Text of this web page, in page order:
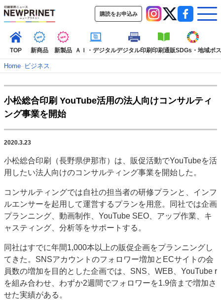
購読をお申込み
TOP 新商品 新製品 ＡＩ・デジタルデジタル印刷印刷通販SDGs・地域ポ
TOP
新着記事
インタビュー
SDGs・地域
ポストプレス ビジネス イベント 信用情報
特集記事カテゴリー一覧
2022 見える化・MIS特集
特集・デジタル印刷 アイデアで勝負！ ～多様なビジネス・多彩な商材～
JAPAN PACK 2023 特集
中古印刷機・製本機特集
2022 検査・校正特集
特集・デジタル印刷 ～ 新成長軌道を描く
案内
発刊案内
JFPI印刷用語集
Home–ビジネス
小松総合印刷 YouTube活用の法人向けコンサルティ
ング事業を開始
2020.3.23
小松総合印刷（長野県伊那市）は、販促活動でYouTubeを活
用したい法人向けのコンサルティング事業を開始した。
コンサルティングでは自社の担当者の研修プランと、インフ
ルエンサーを起用して運営するプランを用意。同社では企画
プランニング、動画制作、YouTube SEO、アップ作業、キ
ャスティング、分析等をサポートする。
同社はすでに年間1,000本以上の販促企画をプランニングし
てきた。SNSアカウントのフォロワー増加とECサイトの会
員数の増加を目的とした企画では、SNS、WEB、YouTube r
を組み合わせ、わずか2週間でフォロワーを1.9倍まで増加さ
せた実績がある。